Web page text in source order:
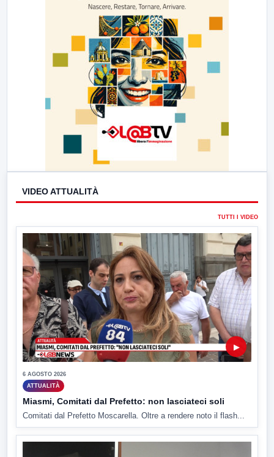
VIDEO ATTUALITÀ
TUTTI I VIDEO
▶
6 AGOSTO 2026
ATTUALITÀ
Miasmi, Comitati dal Prefetto: non lasciateci soli
Comitati dal Prefetto Moscarella. Oltre a rendere noto il flash...